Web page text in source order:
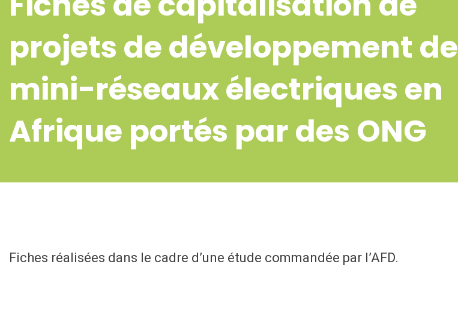
projets de développement de
mini-réseaux électriques en
Afrique portés par des ONG
Fiches réalisées dans le cadre d’une étude commandée par l’AFD.